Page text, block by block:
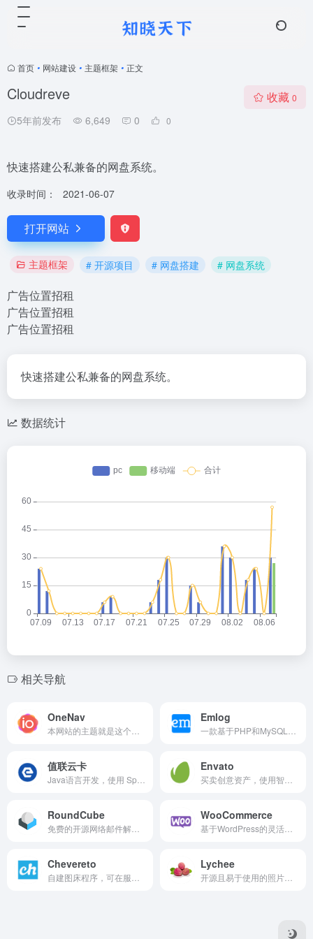
首页 • 网站建设 • 主题框架 • 正文
Cloudreve
5年前发布 6,649 0 0
收藏 0
快速搭建公私兼备的网盘系统。
收录时间： 2021-06-07
打开网站
主题框架 # 开源项目 # 网盘搭建 # 网盘系统
广告位置招租
广告位置招租
广告位置招租
快速搭建公私兼备的网盘系统。
数据统计
相关导航
OneNav Emlog
值联云卡 Envato
RoundCube WooCommerce
Chevereto Lychee